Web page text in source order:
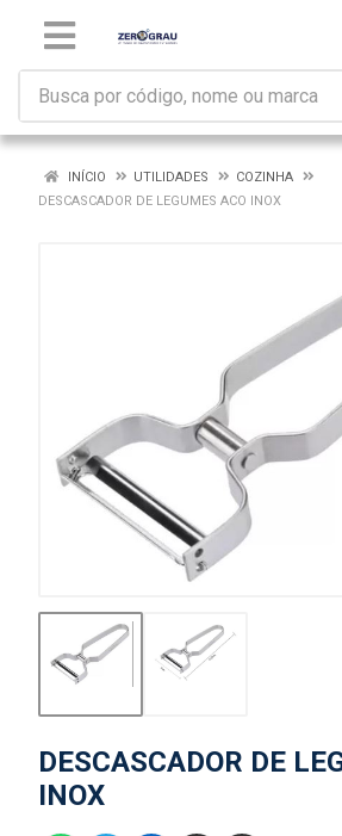
INÍCIO UTILIDADES
COZINHA
DESCASCADOR DE LEGUMES ACO INOX
DESCASCADOR DE
INOX